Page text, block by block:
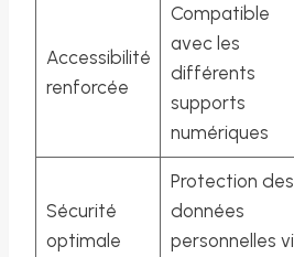
Accessibilité
renforcée
Compatible
avec les
différents
supports
numériques
Sécurité
optimale
Protection des
données
personnelles